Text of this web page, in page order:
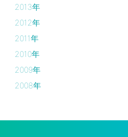
2013年
2012年
2011年
2010年
2009年
2008年